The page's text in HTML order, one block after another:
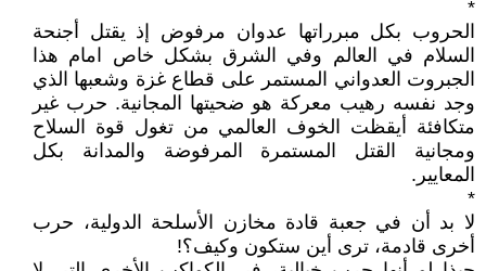
*
الحروب بكل مبرراتها عدوان مرفوض إذ يقتل أجنحة
السلام في العالم وفي الشرق بشكل خاص امام هذا
الجبروت العدواني المستمر على قطاع غزة وشعبها الذي
وجد نفسه رهيب معركة هو ضحيتها المجانية. حرب غير
متكافئة أيقظت الخوف العالمي من تغول قوة السلاح
ومجانية القتل المستمرة المرفوضة والمدانة بكل
المعايير.
*
لا بد أن في جعبة قادة مخازن الأسلحة الدولية، حرب
أخرى قادمة، ترى أين ستكون وكيف؟!